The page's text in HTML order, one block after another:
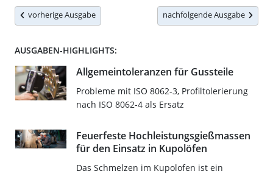
vorherige Ausgabe nachfolgende Ausgabe
AUSGABEN-HIGHLIGHTS:
Allgemeintoleranzen für Gussteile
Probleme mit ISO 8062-3, Profiltolerierung
nach ISO 8062-4 als Ersatz
Feuerfeste Hochleistungsgießmassen
für den Einsatz in Kupolöfen
Das Schmelzen im Kupolofen ist ein